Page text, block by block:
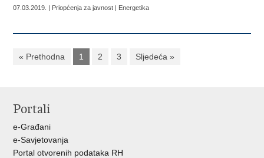
07.03.2019. | Priopćenja za javnost | Energetika
« Prethodna 1 2 3 Sljedeća »
Portali
e-Građani
e-Savjetovanja
Portal otvorenih podataka RH